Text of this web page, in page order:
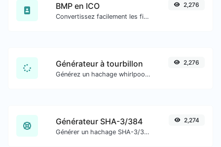
BMP en ICO
Convertissez facilement les fichiers image BMP en ICO.
2,276
Générateur à tourbillon
Générez un hachage whirlpool pour toute entrée de chaîne.
2,276
Générateur SHA-3/384
Générer un hachage SHA-3/384 pour toute entrée de chaîne.
2,274